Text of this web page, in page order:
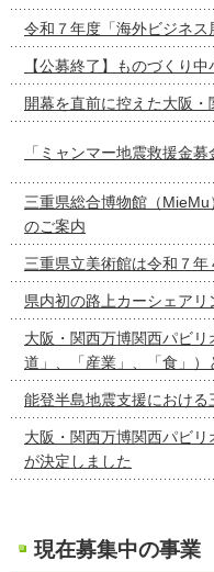
令和７年度「海外ビジネ
【公募終了】ものづくり
開幕を直前に控えた大阪
「ミャンマー地震救援金
三重県総合博物館（
のご案内
三重県立美術館は令和７
県内初の路上カーシェアリ
大阪・関西万博関西パビ
道」、「産業」、「食」
能登半島地震支援におけ
大阪・関西万博関西パビ
が決定しました
現在募集中の事業